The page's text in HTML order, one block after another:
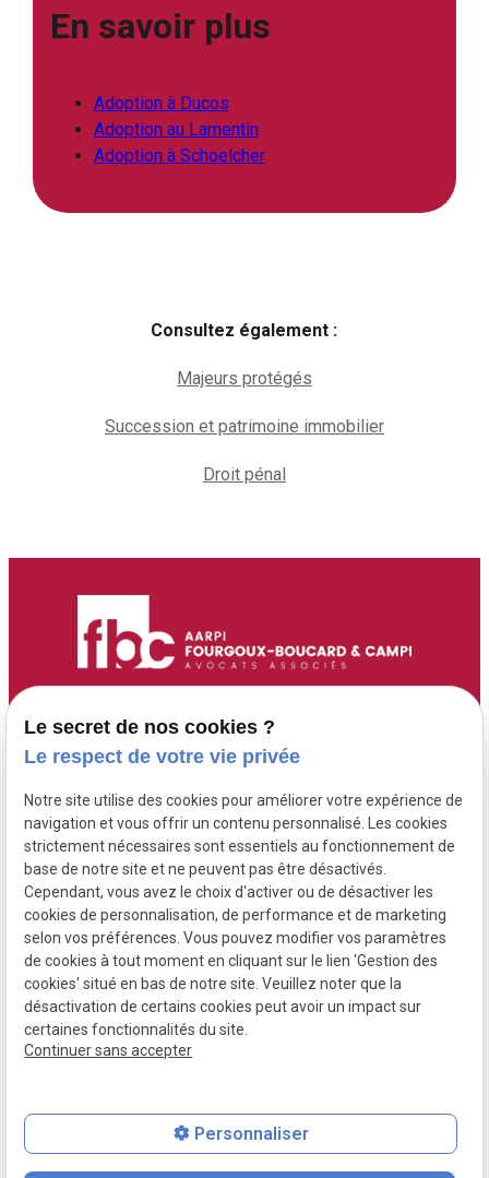
En savoir plus
Adoption à Ducos
Adoption au Lamentin
Adoption à Schoelcher
Consultez également :
Majeurs protégés
Succession et patrimoine immobilier
Droit pénal
Adresse :
6 Route de Didier
FRANCE ( 6 rue de
Didier )
Contact :
05 96 70 00 13
boucard-campi-
avocats.com
Maître Campi
Honoraires
Postulation
Actualités
Le secret de nos cookies ?
Le respect de votre vie privée
Notre site utilise des cookies pour améliorer votre expérience de
navigation et vous offrir un contenu personnalisé. Les cookies
strictement nécessaires sont essentiels au fonctionnement de
base de notre site et ne peuvent pas être désactivés.
Cependant, vous avez le choix d'activer ou de désactiver les
cookies de personnalisation, de performance et de marketing
selon vos préférences. Vous pouvez modifier vos paramètres
de cookies à tout moment en cliquant sur le lien 'Gestion des
cookies' situé en bas de notre site. Veuillez noter que la
désactivation de certains cookies peut avoir un impact sur
certaines fonctionnalités du site.
Continuer sans accepter
Personnaliser